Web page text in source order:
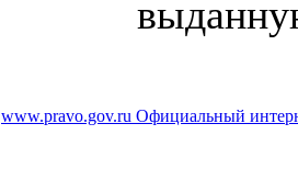
www.pravo.gov.ru Официальный